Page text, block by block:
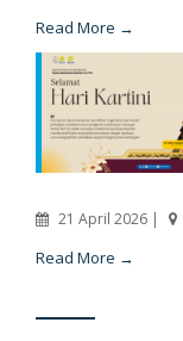
Read More →
21 April 2026 |
Read More →